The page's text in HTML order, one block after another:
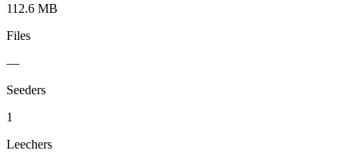
112.6 MB
Files
—
Seeders
1
Leechers